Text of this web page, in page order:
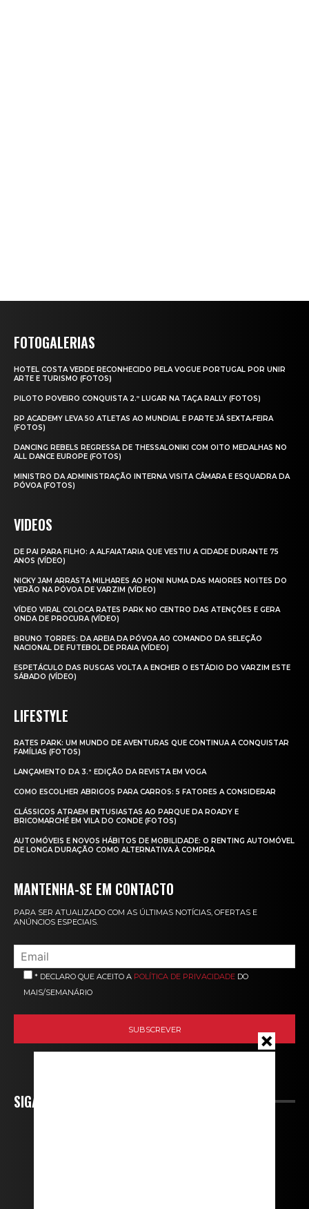
FOTOGALERIAS
HOTEL COSTA VERDE RECONHECIDO PELA VOGUE PORTUGAL POR UNIR
ARTE E TURISMO (FOTOS)
PILOTO POVEIRO CONQUISTA 2.º LUGAR NA TAÇA RALLY (FOTOS)
RP ACADEMY LEVA 50 ATLETAS AO MUNDIAL E PARTE JÁ SEXTA‑FEIRA
(FOTOS)
DANCING REBELS REGRESSA DE THESSALONIKI COM OITO MEDALHAS NO
ALL DANCE EUROPE (FOTOS)
MINISTRO DA ADMINISTRAÇÃO INTERNA VISITA CÂMARA E ESQUADRA DA
PÓVOA (FOTOS)
VIDEOS
DE PAI PARA FILHO: A ALFAIATARIA QUE VESTIU A CIDADE DURANTE 75
ANOS (VÍDEO)
NICKY JAM ARRASTA MILHARES AO HONI NUMA DAS MAIORES NOITES DO
VERÃO NA PÓVOA DE VARZIM (VÍDEO)
VÍDEO VIRAL COLOCA RATES PARK NO CENTRO DAS ATENÇÕES E GERA
ONDA DE PROCURA (VÍDEO)
BRUNO TORRES: DA AREIA DA PÓVOA AO COMANDO DA SELEÇÃO
NACIONAL DE FUTEBOL DE PRAIA (VÍDEO)
ESPETÁCULO DAS RUSGAS VOLTA A ENCHER O ESTÁDIO DO VARZIM ESTE
SÁBADO (VÍDEO)
LIFESTYLE
RATES PARK: UM MUNDO DE AVENTURAS QUE CONTINUA A CONQUISTAR
FAMÍLIAS (FOTOS)
LANÇAMENTO DA 3.ª EDIÇÃO DA REVISTA EM VOGA
COMO ESCOLHER ABRIGOS PARA CARROS: 5 FATORES A CONSIDERAR
CLÁSSICOS ATRAEM ENTUSIASTAS AO PARQUE DA ROADY E
BRICOMARCHÉ EM VILA DO CONDE (FOTOS)
AUTOMÓVEIS E NOVOS HÁBITOS DE MOBILIDADE: O RENTING AUTOMÓVEL
DE LONGA DURAÇÃO COMO ALTERNATIVA À COMPRA
MANTENHA-SE EM CONTACTO
PARA SER ATUALIZADO COM AS ÚLTIMAS NOTÍCIAS, OFERTAS E
ANÚNCIOS ESPECIAIS.
* DECLARO QUE ACEITO A POLÍTICA DE PRIVACIDADE DO
MAIS/SEMANÁRIO
SIGA-NOS